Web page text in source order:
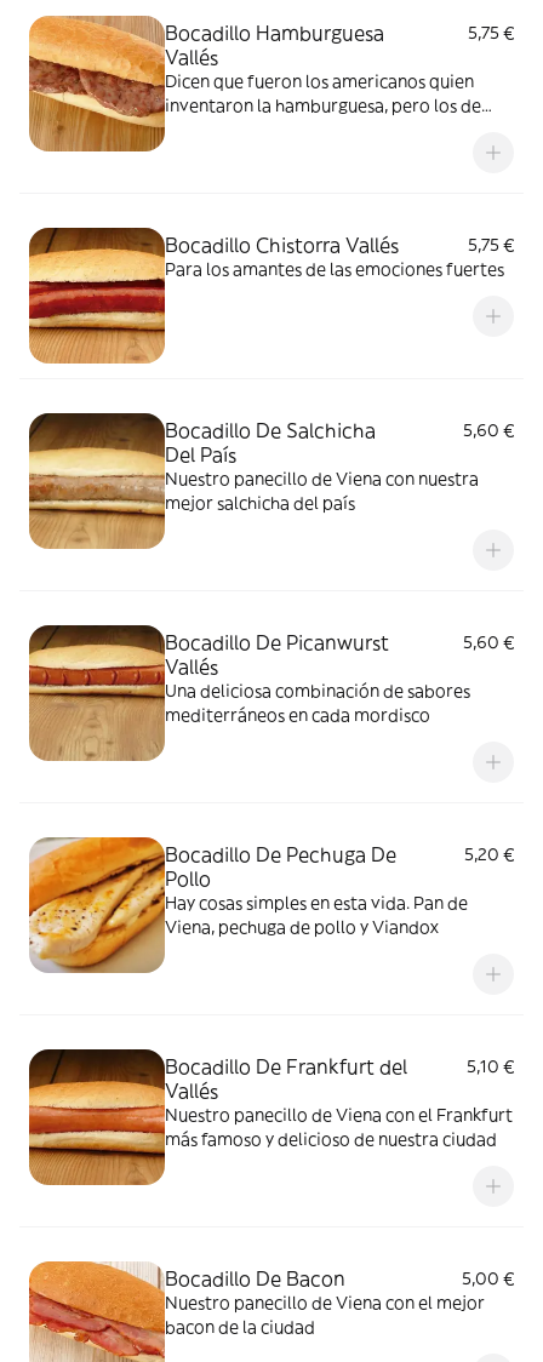
Bocadillo Hamburguesa
Vallés
5,75 €
Dicen que fueron los americanos quien
inventaron la hamburguesa, pero los de
Bocadillo Chistorra Vallés
5,75 €
Para los amantes de las emociones fuertes
Bocadillo De Salchicha
Del País
5,60 €
Nuestro panecillo de Viena con nuestra
mejor salchicha del país
Bocadillo De Picanwurst
Vallés
5,60 €
Una deliciosa combinación de sabores
mediterráneos en cada mordisco
Bocadillo De Pechuga De
Pollo
5,20 €
Hay cosas simples en esta vida. Pan de
Viena, pechuga de pollo y Viandox
Bocadillo De Frankfurt del
Vallés
5,10 €
Nuestro panecillo de Viena con el Frankfurt
más famoso y delicioso de nuestra ciudad
Bocadillo De Bacon
5,00 €
Nuestro panecillo de Viena con el mejor
bacon de la ciudad